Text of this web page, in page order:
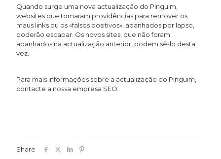
Quando surge uma nova actualização do Pinguim,
websites que tomaram providências para remover os
maus links ou os «falsos positivos», apanhados por lapso,
poderão escapar. Os novos sites, que não foram
apanhados na actualização anterior, podem sê-lo desta
vez.
Para mais informações sobre a actualização do Pinguim,
contacte a nossa empresa SEO.
Share